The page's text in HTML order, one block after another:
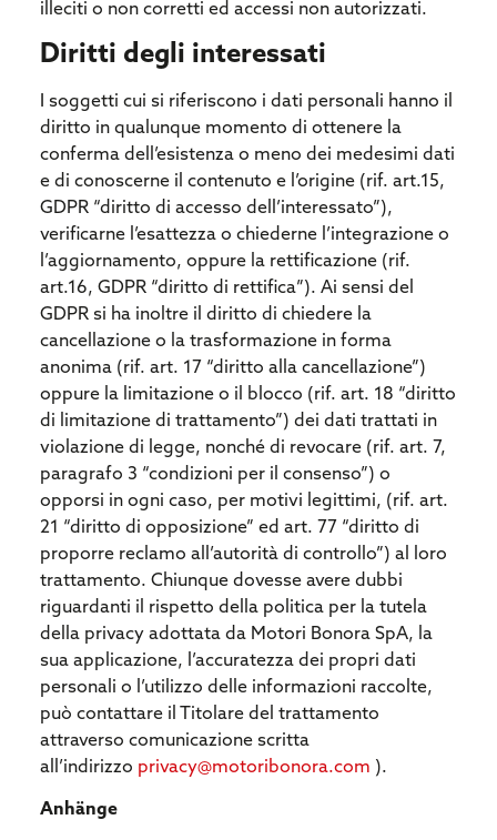
illeciti o non corretti ed accessi non autorizzati.
Diritti degli interessati
I soggetti cui si riferiscono i dati personali hanno il
diritto in qualunque momento di ottenere la
conferma dell’esistenza o meno dei medesimi dati
e di conoscerne il contenuto e l’origine (rif. art.15,
GDPR “diritto di accesso dell’interessato”),
verificarne l’esattezza o chiederne l’integrazione o
l’aggiornamento, oppure la rettificazione (rif.
art.16, GDPR “diritto di rettifica”). Ai sensi del
GDPR si ha inoltre il diritto di chiedere la
cancellazione o la trasformazione in forma
anonima (rif. art. 17 “diritto alla cancellazione”)
oppure la limitazione o il blocco (rif. art. 18 “diritto
di limitazione di trattamento”) dei dati trattati in
violazione di legge, nonché di revocare (rif. art. 7,
paragrafo 3 “condizioni per il consenso”) o
opporsi in ogni caso, per motivi legittimi, (rif. art.
21 “diritto di opposizione” ed art. 77 “diritto di
proporre reclamo all’autorità di controllo”) al loro
trattamento. Chiunque dovesse avere dubbi
riguardanti il rispetto della politica per la tutela
della privacy adottata da Motori Bonora SpA, la
sua applicazione, l’accuratezza dei propri dati
personali o l’utilizzo delle informazioni raccolte,
può contattare il Titolare del trattamento
attraverso comunicazione scritta
all’indirizzo privacy@motoribonora.com ).
Anhänge